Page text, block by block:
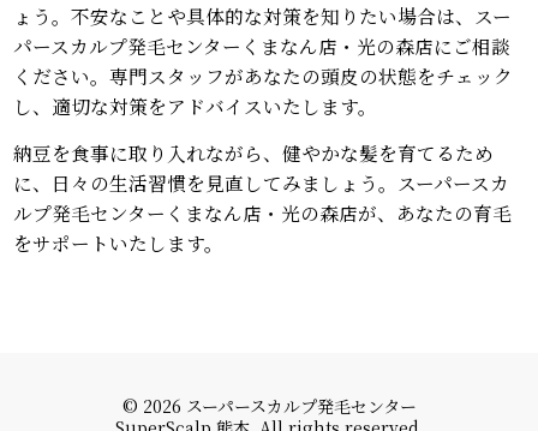
ょう。不安なことや具体的な対策を知りたい場合は、スー
パースカルプ発毛センターくまなん店・光の森店にご相談
ください。専門スタッフがあなたの頭皮の状態をチェック
し、適切な対策をアドバイスいたします。
納豆を食事に取り入れながら、健やかな髪を育てるため
に、日々の生活習慣を見直してみましょう。スーパースカ
ルプ発毛センターくまなん店・光の森店が、あなたの育毛
をサポートいたします。
© 2026 スーパースカルプ発毛センター